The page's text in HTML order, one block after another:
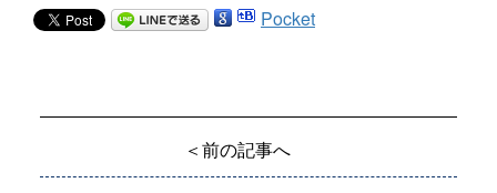
Pocket
＜前の記事へ